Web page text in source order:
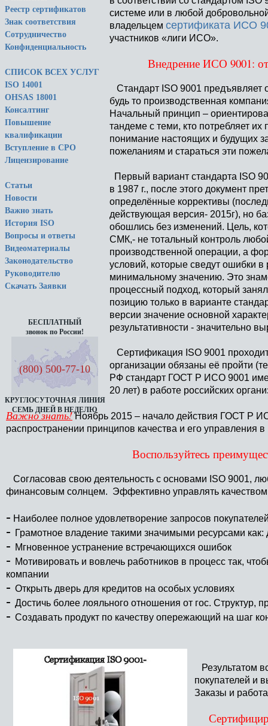
Реестр сертификатов
Знак соответствия
Сотрудничество
Конфиденциальность
СПИСОК ВСЕХ УСЛУГ
ISO 14001
OHSAS 18001
Консалтинг
Повышение
квалификации
Вступление в СРО
Лицензирование
Статьи
Новости
Важно знать
История ISO
Вопросы и ответы
Видеоматериалы
Законодательство
Руководителю
Скачать Заявки
БЕСПЛАТНЫЙ
звонок по России!
(800) 500-77-10
КРУГЛОСУТОЧНАЯ ЛИНИЯ
СЕМЬ ДНЕЙ В НЕДЕЛЮ
системе или в любой
владельцем сертификата ИСО
участников «лиги ИСО».
Внедрение ИСО 9001: от
Стандарт ISO 9001 предъявляет
будь то производственная
Начальный принцип –
тандеме с теми, кто потребляет
понимание настоящих и будущих
пожеланиям и стараться эти
Первый вариант стандарта ISO
в 1987 г., после этого документ
определённые коррективы
действующая версия- 2015г), но
обошлись без изменений. Цель,
СМК,- не тотальный контроль
производственной операции, а
условий, которые сведут ошибки в
минимальному значению. Это
процессный подход, который
позицию только в варианте
версии значение основной
результативности - значительно
Сертификация ISO 9001
организации обязаны её пройти
РФ стандарт ГОСТ Р ИСО 9001
20 лет) в работе российских
Важно знать! Ноябрь 2015 – начало действия ГОСТ Р
распространении принципов качества и его управления в
Воспользуйтесь
Согласовав свою деятельность с основами ISO 9001,
финансовым солнцем. Эффективно управлять качеством
- Наиболее полное удовлетворение запросов
- Грамотное владение такими значимыми ресурсами как:
- Мгновенное устранение встречающихся ошибок
- Мотивировать и вовлечь работников в процесс так,
компании
- Открыть дверь для кредитов на особых условиях
- Достичь более лояльного отношения от гос. Структур,
- Создавать продукт по качеству опережающий на шаг
Результатом
покупателей и
Заказы и